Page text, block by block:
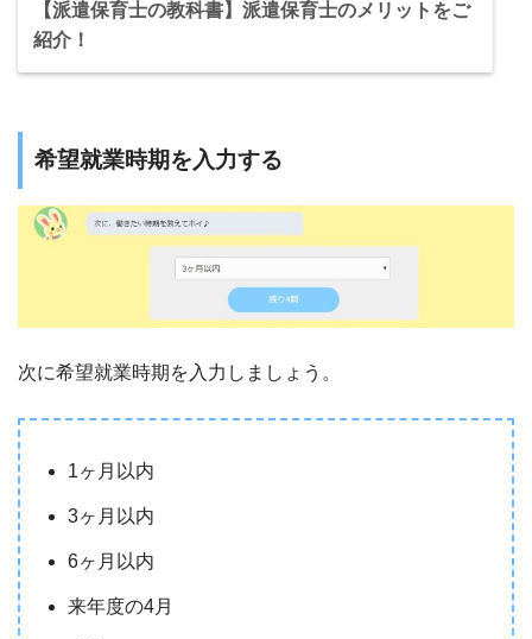
【派遣保育士の教科書】派遣保育士のメリットをご
紹介！
希望就業時期を入力する
次に希望就業時期を入力しましょう。
1ヶ月以内
3ヶ月以内
6ヶ月以内
来年度の4月